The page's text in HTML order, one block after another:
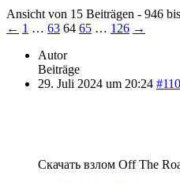
Ansicht von 15 Beiträgen - 946
← 1 … 63 64 65 … 126 →
Autor
Beiträge
29. Juli 2024 um 20:24
Скачать взлом Off The